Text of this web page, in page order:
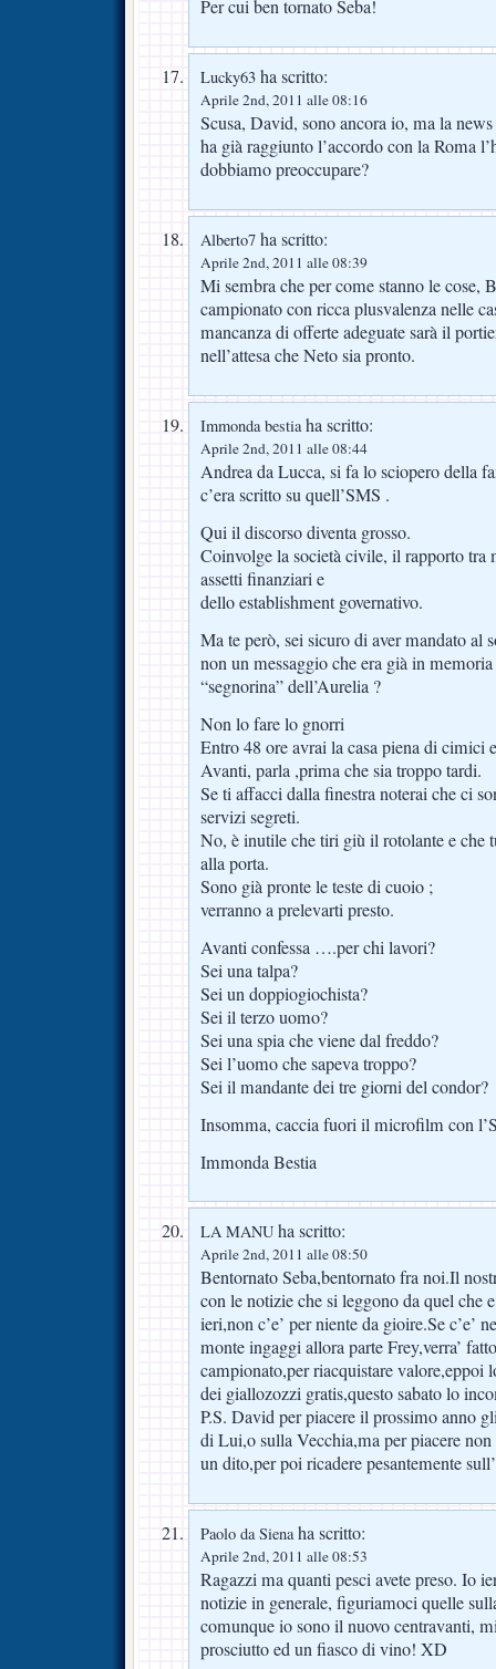
Per cui ben tornato Seba!
Lucky63 ha scritto:
Aprile 2nd, 2011 alle 08:16
Scusa, David, sono ancora io, ma la
ha già raggiunto l’accordo con la Roma
dobbiamo preoccupare?
Alberto7 ha scritto:
Aprile 2nd, 2011 alle 08:39
Mi sembra che per come stanno le cose,
campionato con ricca plusvalenza nelle
mancanza di offerte adeguate sarà il
nell’attesa che Neto sia pronto.
Immonda bestiaha scritto:
Aprile 2nd, 2011 alle 08:44
Andrea da Lucca, si fa lo sciopero della
c’era scritto su quell’SMS .
Qui il discorso diventa grosso.
Coinvolge la società civile, il rapporto tra
assetti finanziari e
dello establishment governativo.
Ma te però, sei sicuro di aver mandato al
non un messaggio che era già in
“segnorina” dell’Aurelia ?
Non lo fare lo gnorri
Entro 48 ore avrai la casa piena di cimici
Avanti, parla ,prima che sia troppo tardi.
Se ti affacci dalla finestra noterai che ci
servizi segreti.
No, è inutile che tiri giù il rotolante e che
alla porta.
Sono già pronte le teste di cuoio ;
verranno a prelevarti presto.
Avanti confessa ….per chi lavori?
Sei una talpa?
Sei un doppiogiochista?
Sei il terzo uomo?
Sei una spia che viene dal freddo?
Sei l’uomo che sapeva troppo?
Sei il mandante dei tre giorni del condor?
Insomma, caccia fuori il microfilm con
Immonda Bestia
LA MANU ha scritto:
Aprile 2nd, 2011 alle 08:50
Bentornato Seba,bentornato fra noi.Il
con le notizie che si leggono da quel che
ieri,non c’e’ per niente da gioire.Se c’e’
monte ingaggi allora parte Frey,verra’
campionato,per riacquistare valore,eppoi
dei giallozozzi gratis,questo sabato lo
P.S. David per piacere il prossimo anno
di Lui,o sulla Vecchia,ma per piacere
un dito,per poi ricadere pesantemente
Paolo da Sienaha scritto:
Aprile 2nd, 2011 alle 08:53
Ragazzi ma quanti pesci avete preso. Io
notizie in generale, figuriamoci quelle
comunque io sono il nuovo centravanti,
prosciutto ed un fiasco di vino! XD